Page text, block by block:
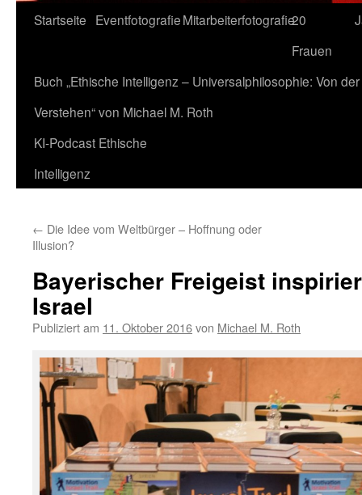
Zum
springen
Startseite EventfotografieMitarbeiterfotografie20
Frauen
Buch „Ethische Intelligenz – Universalphilosophie: Von
Verstehen“ von Michael M. Roth
KI-Podcast Ethische
Intelligenz
← Die Idee vom Weltbürger – Hoffnung oder
Illusion?
Bayerischer Freigeist
Israel
Publiziert am 11. Oktober 2016von Michael M. Roth